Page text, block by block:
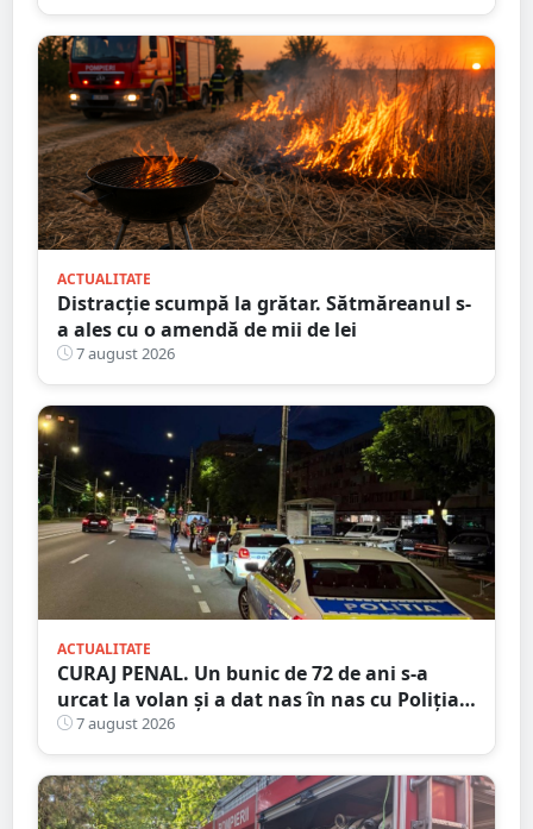
ACTUALITATE
Distracție scumpă la grătar. Sătmăreanul s-
a ales cu o amendă de mii de lei
7 august 2026
ACTUALITATE
CURAJ PENAL. Un bunic de 72 de ani s-a
urcat la volan și a dat nas în nas cu Poliția
Satu Mare
7 august 2026